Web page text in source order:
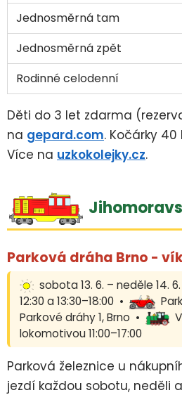
Jednosměrná tam
Jednosměrná zpět
Rodinné celodenní
Děti do 3 let zdarma
na gepard.com. Kočárky 40
Více na uzkokolejky.cz.
Parková dráha Brno -
sobota 13. 6. – neděle 14.
12:30 a 13:30–18:00 •
Parkové dráhy 1, Brno •
lokomotivou 11:00–17:00
Parková železnice u
jezdí každou sobotu, neděli